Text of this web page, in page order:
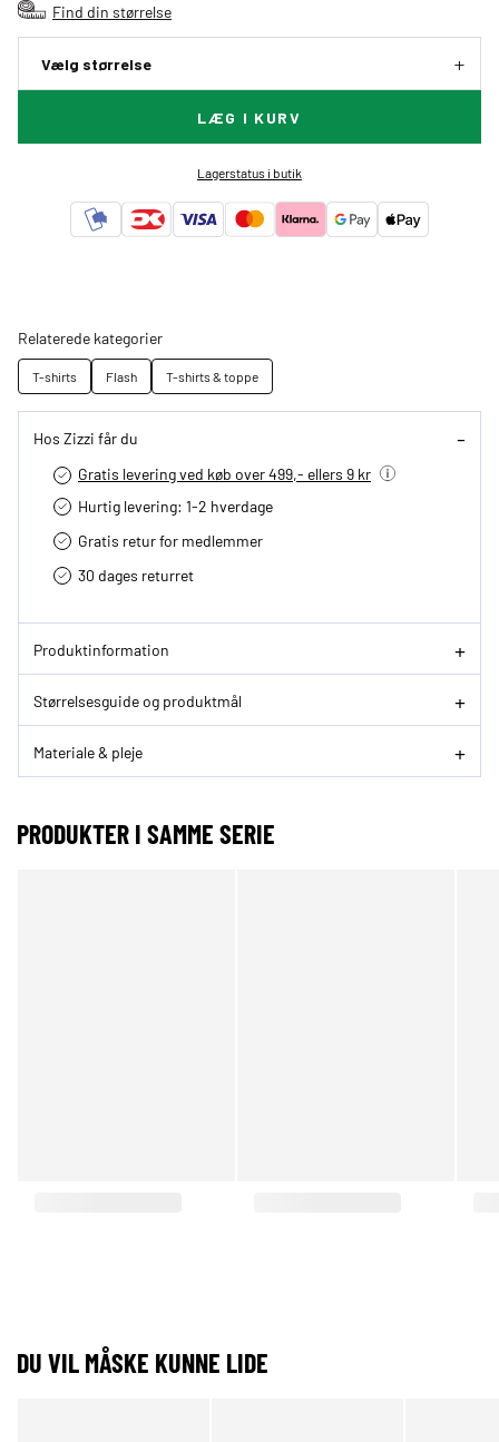
Find din størrelse
Vælg størrelse
LÆG I KURV
Lagerstatus i butik
Relaterede kategorier
T-shirts Flash T-shirts & toppe
Hos Zizzi får du
Gratis levering ved køb over 499,- ellers 9 kr
Hurtig levering­: 1-2 hverdage
Gratis retur for medlemmer
30 dages returret
Produktinformation
Størrelsesguide og produktmål
Materiale & pleje
PRODUKTER I SAMME SERIE
DU VIL MÅSKE KUNNE LIDE